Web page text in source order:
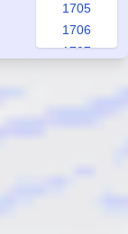
1705
1706
1707